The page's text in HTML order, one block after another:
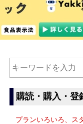
購読・購入・登
プランいろいろ、ス